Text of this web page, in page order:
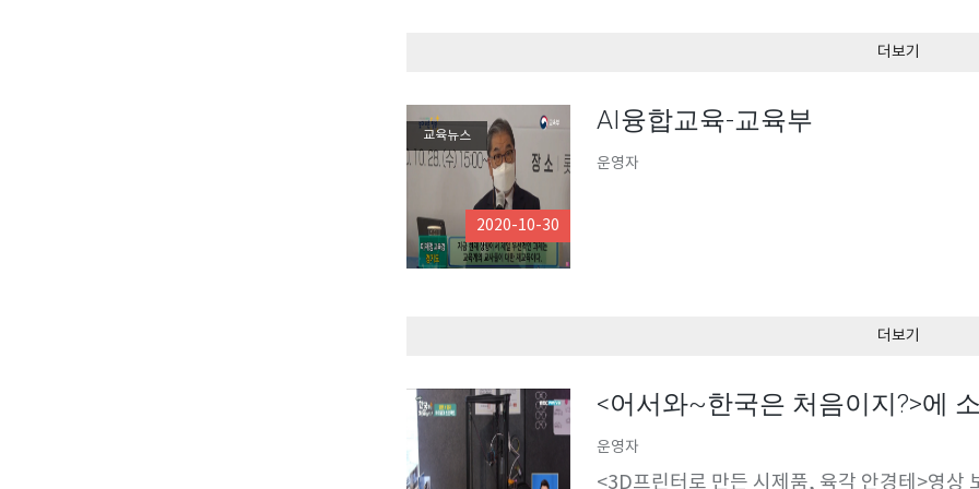
더보기
2020-10-30
교육뉴스
AI융합교육-교육부
운영자
더보기
<어서와~한국은 처음이지?>에
운영자
<3D프린터로 만든 시제품, 육각 안경테>영상